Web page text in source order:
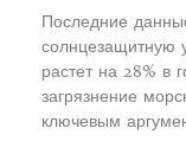
Последние
солнцезащитную
растет на 28% в
загрязнение
ключевым